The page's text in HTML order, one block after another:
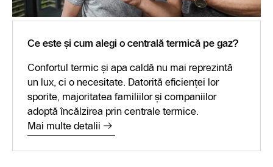
Ce este și cum alegi o centrală termică pe gaz?
Confortul termic și apa caldă nu mai reprezintă
un lux, ci o necesitate. Datorită eficienței lor
sporite, majoritatea familiilor și companiilor
adoptă încălzirea prin centrale termice.
Mai multe detalii